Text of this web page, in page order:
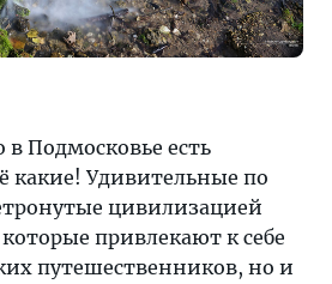
в Подмосковье есть
какие! Удивительные по
цивилизацией
привлекают к себе
путешественников, но и